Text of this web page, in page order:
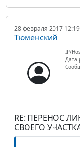
28 февраля 2017 12:19
Тюменский
IP/
Дата
RE: ПЕРЕНОС
СВОЕГО